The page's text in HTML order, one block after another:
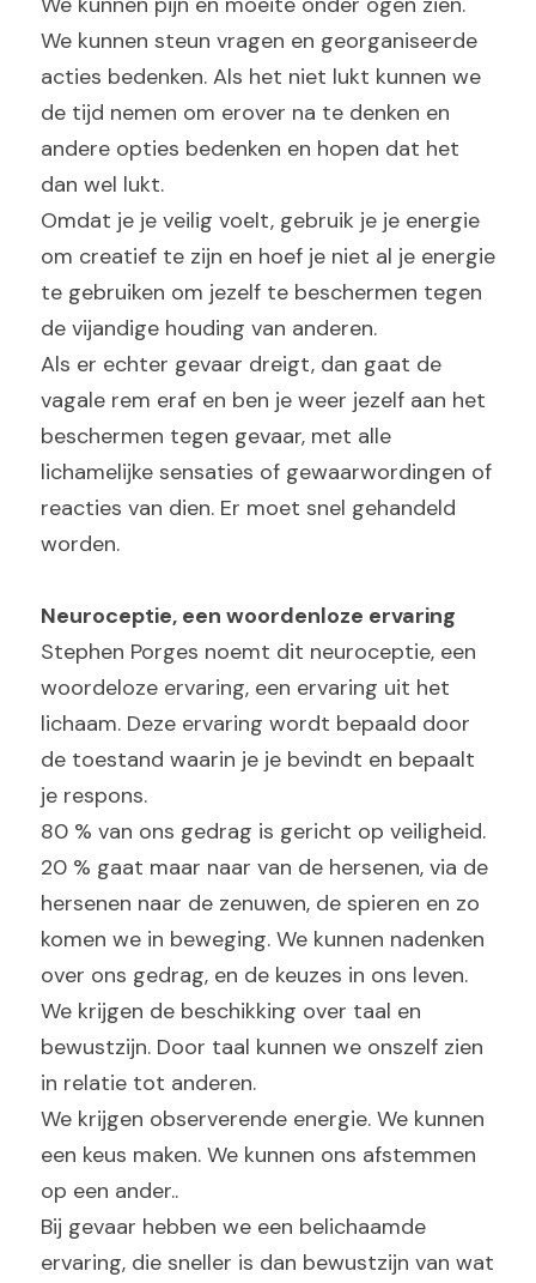
We kunnen steun vragen en georganiseerde
acties bedenken. Als het niet lukt kunnen we
de tijd nemen om erover na te denken en
andere opties bedenken en hopen dat het
dan wel lukt.
Omdat je je veilig voelt, gebruik je je energie
om creatief te zijn en hoef je niet al je energie
te gebruiken om jezelf te beschermen tegen
de vijandige houding van anderen.
Als er echter gevaar dreigt, dan gaat de
vagale rem eraf en ben je weer jezelf aan het
beschermen tegen gevaar, met alle
lichamelijke sensaties of gewaarwordingen of
reacties van dien. Er moet snel gehandeld
worden.
Neuroceptie, een woordenloze ervaring
Stephen Porges noemt dit neuroceptie, een
woordeloze ervaring, een ervaring uit het
lichaam. Deze ervaring wordt bepaald door
de toestand waarin je je bevindt en bepaalt
je respons.
80 % van ons gedrag is gericht op veiligheid.
20 % gaat maar naar van de hersenen, via de
hersenen naar de zenuwen, de spieren en zo
komen we in beweging. We kunnen nadenken
over ons gedrag, en de keuzes in ons leven.
We krijgen de beschikking over taal en
bewustzijn. Door taal kunnen we onszelf zien
in relatie tot anderen.
We krijgen observerende energie. We kunnen
een keus maken. We kunnen ons afstemmen
op een ander..
Bij gevaar hebben we een belichaamde
ervaring, die sneller is dan bewustzijn van wat